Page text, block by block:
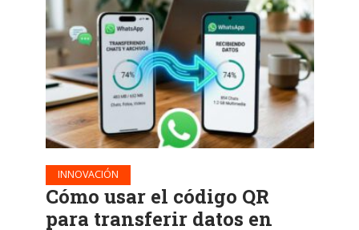
INNOVACIÓN
Cómo usar el código QR
para transferir datos en